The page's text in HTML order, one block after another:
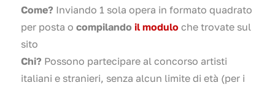
Come? Inviando 1 sola opera in formato quadrato
per posta o compilando il modulo che trovate sul
sito
Chi? Possono partecipare al concorso artisti
italiani e stranieri, senza alcun limite di età (per i